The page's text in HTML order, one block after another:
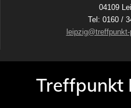
04109
Tel: 0160 /
Treffpunkt